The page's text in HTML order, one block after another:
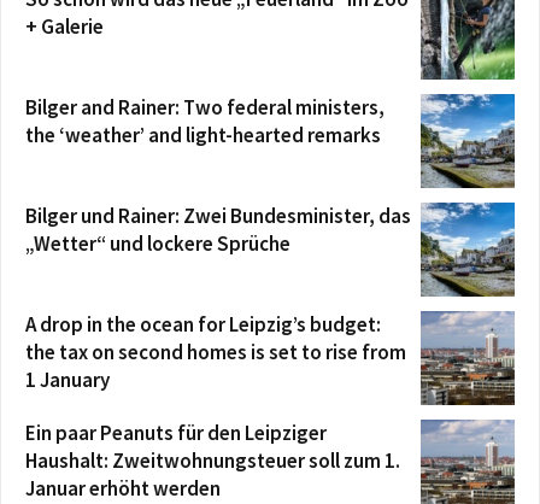
+ Galerie
Bilger and Rainer: Two federal ministers,
the ‘weather’ and light-hearted remarks
Bilger und Rainer: Zwei Bundesminister, das
„Wetter“ und lockere Sprüche
A drop in the ocean for Leipzig’s budget:
the tax on second homes is set to rise from
1 January
Ein paar Peanuts für den Leipziger
Haushalt: Zweitwohnungsteuer soll zum 1.
Januar erhöht werden